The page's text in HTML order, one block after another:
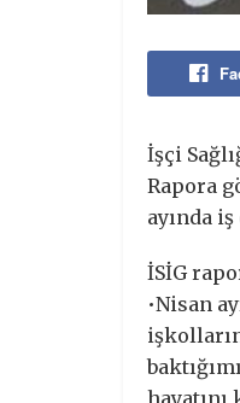
İşçi
Rapora
ayında iş
İSİG
•Nisan
hayatını